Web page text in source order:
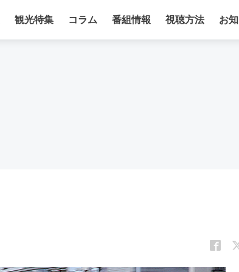
観光特集 コラム 番組情報 視聴方法 お